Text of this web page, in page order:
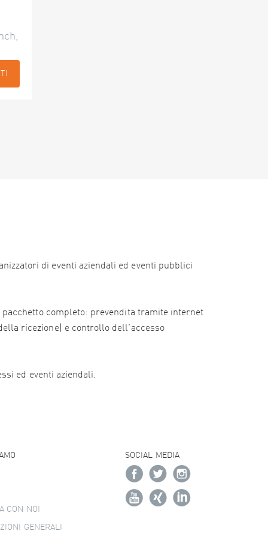
di eventi aziendali ed eventi pubblici
completo: prevendita tramite internet
ricezione) e controllo dell'accesso
ed eventi aziendali.
CON NOI
GENERALI
SOCIAL MEDIA